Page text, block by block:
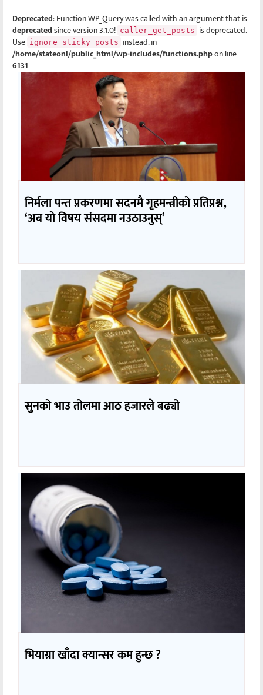
Deprecated: Function WP_Query was called with an argument that is
deprecatedsince version 3.1.0! caller_get_posts is deprecated.
Use ignore_sticky_posts instead. in
/home/stateonl/public_html/wp-includes/functions.phpon line
6131
निर्मला पन्त प्रकरणमा सदनमै गृहमन्त्रीको प्रतिप्रश्न,
‘अब यो विषय संसदमा नउठाउनुस्’
सुनको भाउ तोलमा आठ हजारले बढ्यो
भियाग्रा खाँदा क्यान्सर कम हुन्छ ?